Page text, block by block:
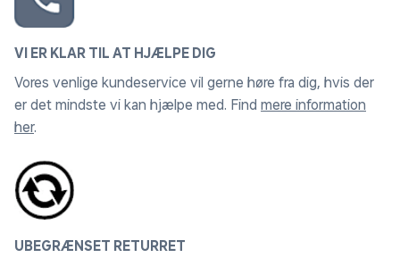
VI ER KLAR TIL AT HJÆLPE DIG
Vores venlige kundeservice vil gerne høre fra dig, hvis der
er det mindste vi kan hjælpe med. Find mere information
her.
UBEGRÆNSET RETURRET